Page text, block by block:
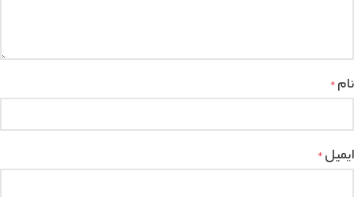
نام*
ایمیل*